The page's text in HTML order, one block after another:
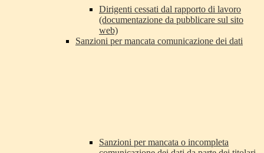
Dirigenti cessati dal rapporto di lavoro
(documentazione da pubblicare sul sito
web)
Sanzioni per mancata comunicazione dei dati
Sanzioni per mancata o incompleta